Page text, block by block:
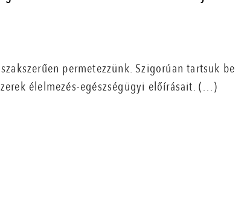
permetezzünk. Szigorúan tartsuk be
élelmezés-egészségügyi előírásait. (…)